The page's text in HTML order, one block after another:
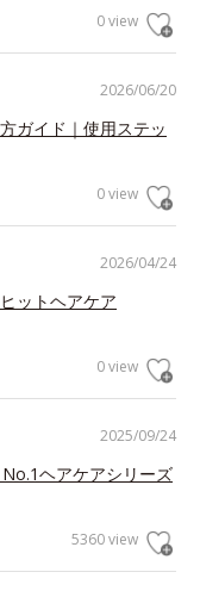
0 view
2026/06/20
ガイド｜使用ステッ
0 view
2026/04/24
ットヘアケア
0 view
2025/09/24
No.1ヘアケアシリーズ
5360 view